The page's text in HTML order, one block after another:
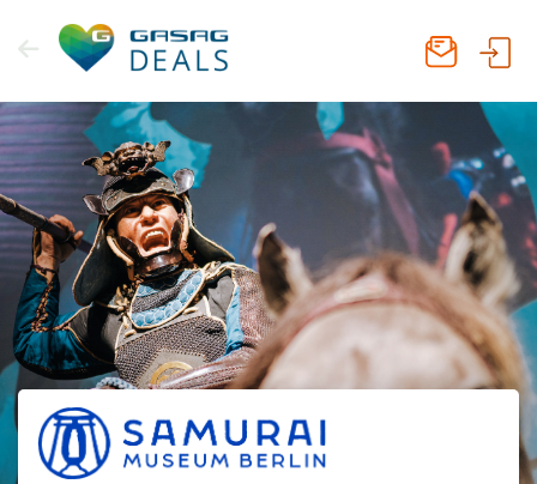
Inhalt
springen